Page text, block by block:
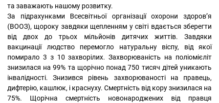
та заважають нашому розвитку.
За підрахунками Всесвітньої організації охорони здоров’я
(ВООЗ), щороку завдяки щепленням у світі вдається зберегти
від двох до трьох мільйонів дитячих життів. Завдяки
вакцинації людство перемогло натуральну віспу, від якої
помирало 3 з 10 захворілих. Захворюваність на поліомієліт
знизилася на 99% та щорічно понад 750 тисяч дітей уникають
інвалідності. Знизився рівень захворюваності на правець,
дифтерію, кашлюк, і краснуху. Смертність від кору знизилася на
75%. Щорічна смертність новонароджених від правця